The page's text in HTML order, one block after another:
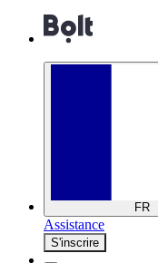
FR
Assistance
S'inscrire